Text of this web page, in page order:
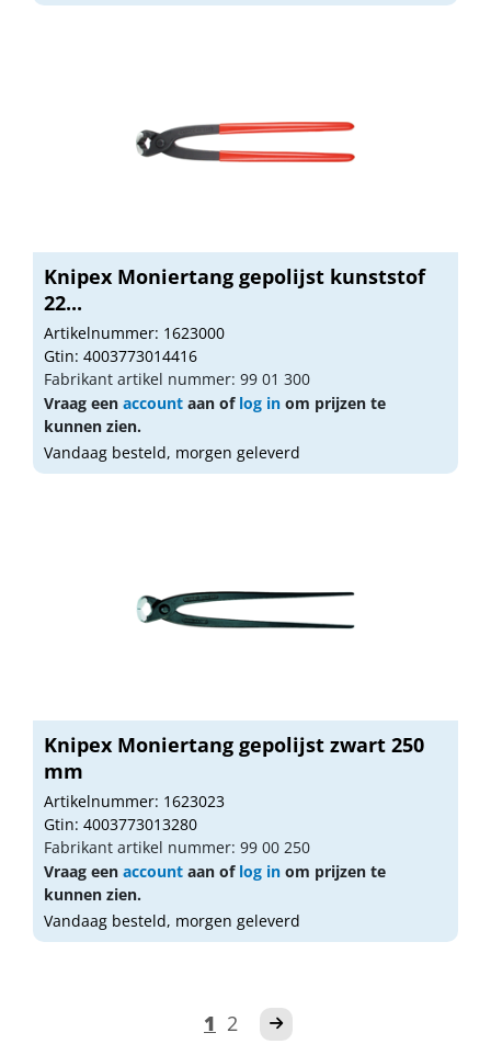
Knipex Moniertang gepolijst kunststof
22...
Artikelnummer: 1623000
Gtin: 4003773014416
Fabrikant artikel nummer: 99 01 300
Vraag een account aan of log in om prijzen te
kunnen zien.
Vandaag besteld, morgen geleverd
Knipex Moniertang gepolijst zwart 250
mm
Artikelnummer: 1623023
Gtin: 4003773013280
Fabrikant artikel nummer: 99 00 250
Vraag een account aan of log in om prijzen te
kunnen zien.
Vandaag besteld, morgen geleverd
1 2